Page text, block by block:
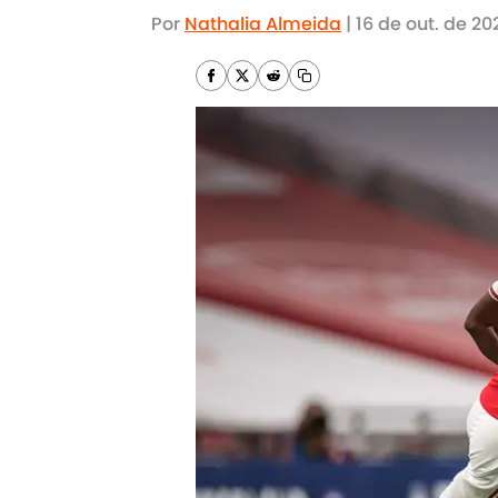
Por Nathalia Almeida | 16 de out. de